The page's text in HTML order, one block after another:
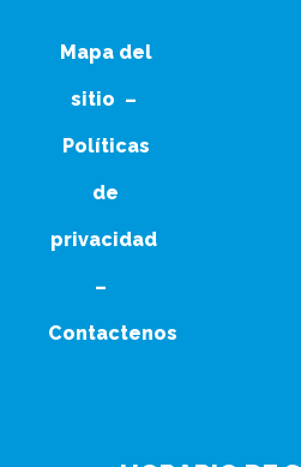
Mapa del
sitio –
Políticas
de
privacidad
–
Contactenos